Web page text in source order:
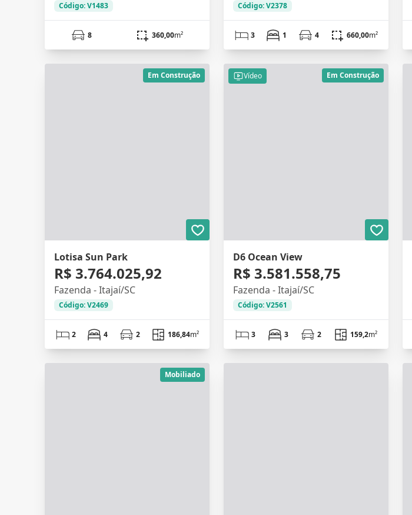
Código: V1483
8 360,00m²
Código: V2378
3 1 4 660,00m²
Em Construção
Lotisa Sun Park
R$ 3.764.025,92
Fazenda - Itajaí/SC
Código: V2469
2 4 2 186,84m²
Vídeo Em Construção
D6 Ocean View
R$ 3.581.558,75
Fazenda - Itajaí/SC
Código: V2561
3 3 2 159,2m²
Mobiliado